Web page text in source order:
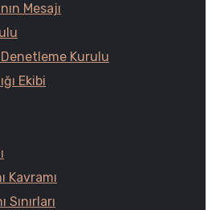
Mesajı
Kurulu
Ekibi
Kavramı